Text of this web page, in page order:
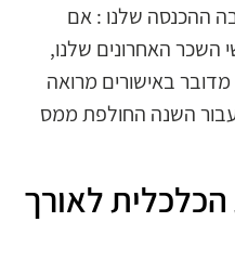
שלנו : אם
האחרונים שלנו,
באישורים מרואה
השנה החולפת ממס
לאורך